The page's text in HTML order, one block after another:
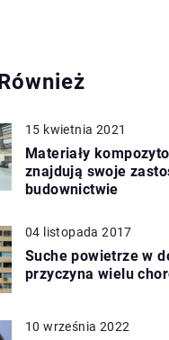
15 kwietnia 2021
Materiały
znajdują swoje
budownictwie
04 listopada 2017
Suche powietrze w
przyczyna wielu
10 września 2022